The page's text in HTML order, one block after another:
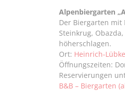
Alpenbiergarten
Der Biergarten mit
Steinkrug,
höherschlagen.
Ort: Heinrich-
Öffnungszeiten:
Reservierungen
B&B – Biergarten